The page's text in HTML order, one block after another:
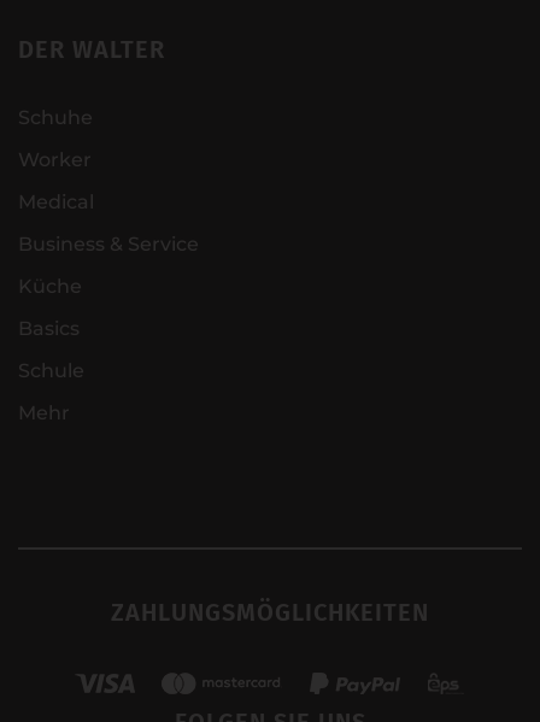
DER WALTER
Schuhe
Worker
Medical
Business & Service
Küche
Basics
Schule
Mehr
ZAHLUNGSMÖGLICHKEITEN